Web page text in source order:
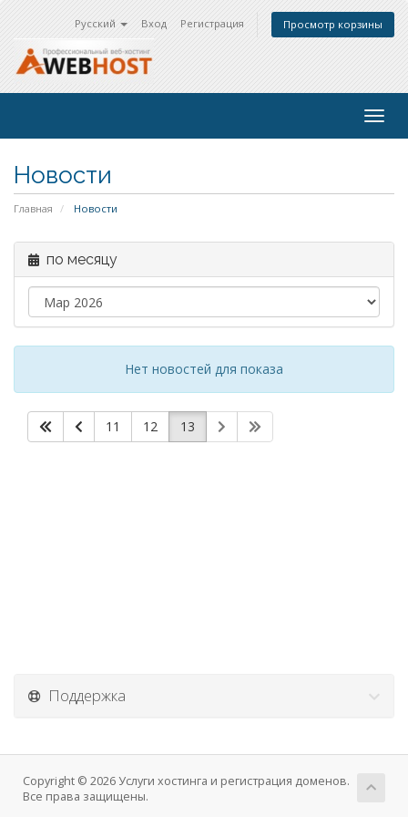
Русский Вход Регистрация Просмотр корзины
Новости
Главная Новости
по месяцу
Нет новостей для показа
11 12 13
Поддержка
Copyright © 2026 Услуги хостинга и регистрация доменов.
Все права защищены.